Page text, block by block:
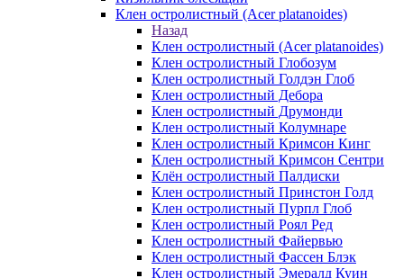
Клен остролистный (Acer platanoides)
Назад
Клен остролистный (Acer platanoides)
Клен остролистный Глобозум
Клен остролистный Голдэн Глоб
Клен остролистный Дебора
Клен остролистный Друмонди
Клен остролистный Колумнаре
Клен остролистный Кримсон Кинг
Клен остролистный Кримсон Сентри
Клён остролистный Палдиски
Клен остролистный Принстoн Голд
Клен остролистный Пурпл Глоб
Клен остролистный Роял Ред
Клен остролистный Файервью
Клен остролистный Фассен Блэк
Клен остролистный Эмералд Куин